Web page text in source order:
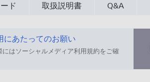
ド 取扱説明書 Q&A
にあたってのお願い
はソーシャルメディア利用規約をご確